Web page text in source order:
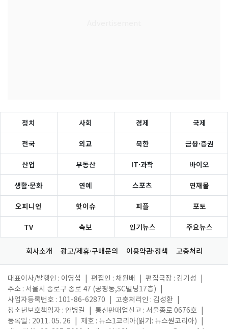
정치 사회 경제 국제
전국 외교 북한 금융·증권
산업 부동산 IT·과학 바이오
생활·문화 연예 스포츠 연재물
오피니언 핫이슈 피플 포토
TV 속보 인기뉴스 주요뉴스
회사소개 광고/제휴·구매문의 이용약관·정책 고충처리
대표이사/발행인 : 이영섭 편집인 : 채원배 편집국장 : 김기성
주소 : 서울시 종로구 종로 47 (공평동,SC빌딩17층)
사업자등록번호 : 101-86-62870
고충처리인 : 김성환
청소년보호책임자 : 안병길
통신판매업신고 : 서울종로 0676호
등록일 : 2011. 05. 26
제호 : 뉴스1코리아(읽기: 뉴스원코리아)